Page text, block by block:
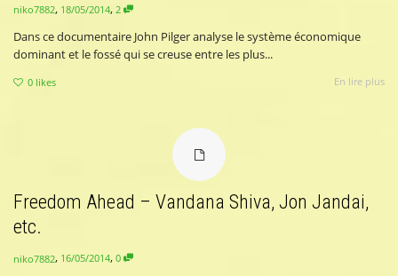
niko7882, 18/05/2014, 2
Dans ce documentaire John Pilger analyse le système économique
dominant et le fossé qui se creuse entre les plus...
0 likes En lire plus
Freedom Ahead – Vandana Shiva, Jon Jandai,
etc.
niko7882, 16/05/2014, 0